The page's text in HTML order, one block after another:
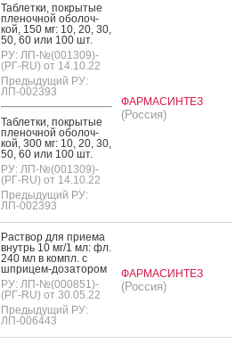
Таб­летки, пок­ры­тые
пле­ноч­ной обо­лоч­
кой, 150 мг: 10, 20, 30,
50, 60 или 100 шт.
РУ: ЛП-№(001309)-
(РГ-RU) от 14.10.22
Предыдущий РУ:
ЛП-002393
Таб­летки, пок­ры­тые
пле­ноч­ной обо­лоч­
кой, 300 мг: 10, 20, 30,
50, 60 или 100 шт.
РУ: ЛП-№(001309)-
(РГ-RU) от 14.10.22
Предыдущий РУ:
ЛП-002393
ФАРМАСИНТЕЗ
(Россия)
Рас­твор для при­ема
внутрь 10 мг/1 мл: фл.
240 мл в компл. с
шпри­цем-до­зато­ром
РУ: ЛП-№(000851)-
(РГ-RU) от 30.05.22
Предыдущий РУ:
ЛП-006443
ФАРМАСИНТЕЗ
(Россия)